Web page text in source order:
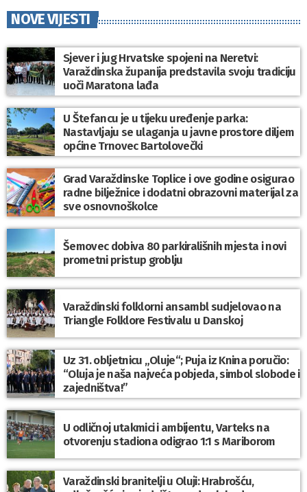
NOVE VIJESTI
Sjever i jug Hrvatske spojeni na Neretvi:
Varaždinska županija predstavila svoju tradiciju
uoči Maratona lađa
U Štefancu je u tijeku uređenje parka:
Nastavljaju se ulaganja u javne prostore diljem
općine Trnovec Bartolovečki
Grad Varaždinske Toplice i ove godine osigurao
radne bilježnice i dodatni obrazovni materijal za
sve osnovnoškolce
Šemovec dobiva 80 parkirališnih mjesta i novi
prometni pristup groblju
Varaždinski folklorni ansambl sudjelovao na
Triangle Folklore Festivalu u Danskoj
Uz 31. obljetnicu „Oluje“; Puja iz Knina poručio:
“Oluja je naša najveća pobjeda, simbol slobode i
zajedništva!”
U odličnoj utakmici i ambijentu, Varteks na
otvorenju stadiona odigrao 1:1 s Mariborom
Varaždinski branitelji u Oluji: Hrabrošću,